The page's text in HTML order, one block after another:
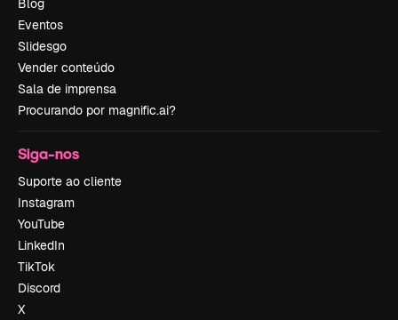
Blog
Eventos
Slidesgo
Vender conteúdo
Sala de imprensa
Procurando por magnific.ai?
Siga-nos
Suporte ao cliente
Instagram
YouTube
LinkedIn
TikTok
Discord
X